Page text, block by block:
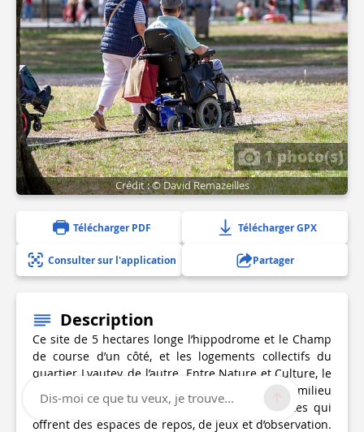
1 photo(s)
Crédit : © David Remazeilles
Télécharger PDF Télécharger GPX
Consulter sur l'application Partager
Description
Ce site de 5 hectares longe l’hippodrome et le Champ
de course d’un côté, et les logements collectifs du
quartier Lyautey, de l’autre. Entre Nature et Culture, le
Bois donne à voir, à apprendre, à découvrir au milieu
d’une nature préservée et des œuvres d’artistes qui
offrent des espaces de repos, de jeux et d’observation.
Dis-moi ce que tu veux, je trouve...